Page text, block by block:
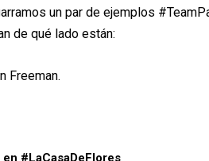
un par de ejemplos
de qué lado están:
Freeman.
en #LaCasaDeFlores